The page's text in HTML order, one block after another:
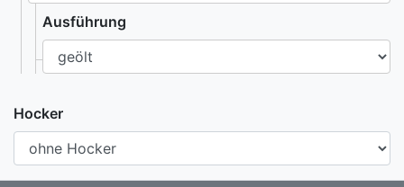
Ausführung
Hocker